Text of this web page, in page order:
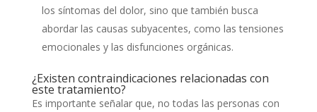
los síntomas del dolor, sino que también busca
abordar las causas subyacentes, como las tensiones
emocionales y las disfunciones orgánicas.
¿Existen contraindicaciones relacionadas con
este tratamiento?
Es importante señalar que, no todas las personas con